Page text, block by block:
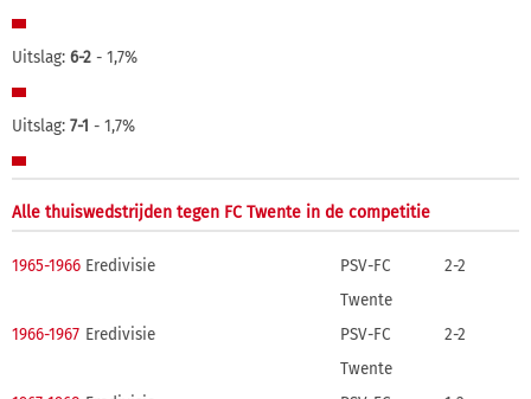
Uitslag: 6-2 - 1,7%
Uitslag: 7-1 - 1,7%
Alle thuiswedstrijden tegen FC Twente in de competitie
1965-1966 Eredivisie
PSV-FC
Twente
2-2
1966-1967 Eredivisie
PSV-FC
Twente
2-2